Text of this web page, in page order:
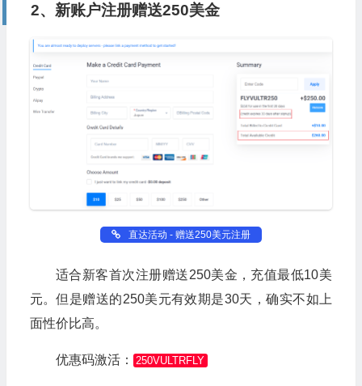
2、新账户注册赠送250美金
直达活动 - 赠送250美元注册
适合新客首次注册赠送250美金，充值最低10美
元。但是赠送的250美元有效期是30天，确实不如上
面性价比高。
优惠码激活： 250VULTRFLY